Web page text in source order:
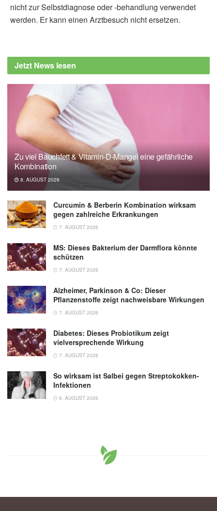
nicht zur Selbstdiagnose oder -behandlung verwendet
werden. Er kann einen Arztbesuch nicht ersetzen.
Jetzt News lesen
Zu viel Bauchfett & Vitamin-D-Mangel eine gefährliche
Kombination
8. AUGUST 2026
Curcumin & Berberin Kombination wirksam
gegen zahlreiche Erkrankungen
7. AUGUST 2026
MS: Dieses Bakterium der Darmflora könnte
schützen
7. AUGUST 2026
Alzheimer, Parkinson & Co: Dieser
Pflanzenstoffe zeigt nachweisbare Wirkungen
7. AUGUST 2026
Diabetes: Dieses Probiotikum zeigt
vielversprechende Wirkung
7. AUGUST 2026
So wirksam ist Salbei gegen Streptokokken-
Infektionen
6. AUGUST 2026